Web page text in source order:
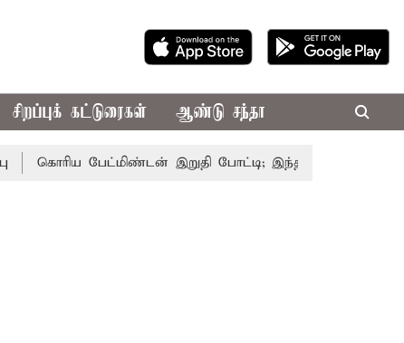
சிறப்புக் கட்டுரைகள் ஆண்டு சந்தா
கொரிய பேட்மிண்டன் இறுதி போட்டி; இந்திய வீராங்கனை